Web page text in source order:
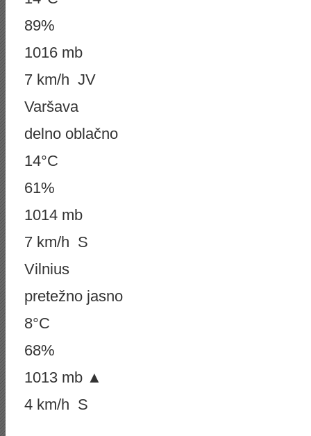
89%
1016 mb
7 km/h JV
Varšava
delno oblačno
14°C
61%
1014 mb
7 km/h S
Vilnius
pretežno jasno
8°C
68%
1013 mb ▲
4 km/h S